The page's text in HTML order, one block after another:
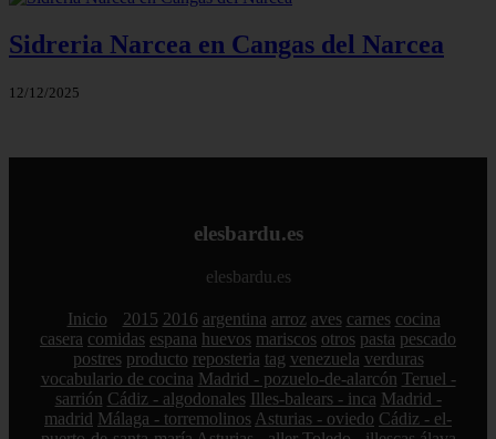
Sidreria Narcea en Cangas del Narcea
12/12/2025
elesbardu.es
elesbardu.es
Inicio 2015 2016 argentina arroz aves carnes cocina
casera comidas espana huevos mariscos otros pasta pescado
postres producto reposteria tag venezuela verduras
vocabulario de cocina Madrid - pozuelo-de-alarcón Teruel -
sarrión Cádiz - algodonales Illes-balears - inca Madrid -
madrid Málaga - torremolinos Asturias - oviedo Cádiz - el-